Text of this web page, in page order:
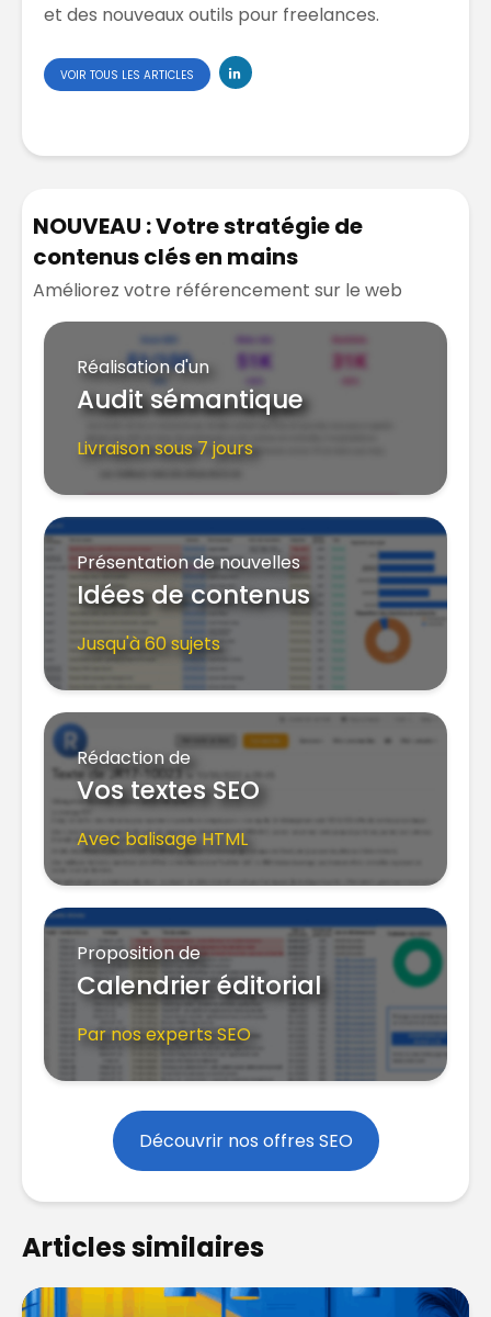
et des nouveaux outils pour freelances.
VOIR TOUS LES ARTICLES
NOUVEAU : Votre stratégie de
contenus clés en mains
Améliorez votre référencement sur le web
Réalisation d'un
Audit sémantique
Livraison sous 7 jours
Présentation de nouvelles
Idées de contenus
Jusqu'à 60 sujets
Rédaction de
Vos textes SEO
Avec balisage HTML
Proposition de
Calendrier éditorial
Par nos experts SEO
Découvrir nos offres SEO
Articles similaires